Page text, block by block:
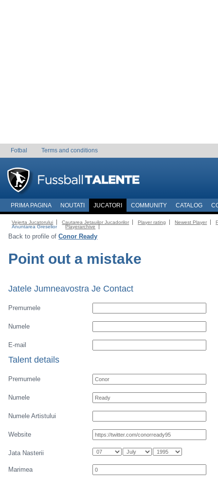
Fotbal Terms and conditions
PRIMA PAGINA NOUTATI JUCATORI COMMUNITY CATALOG
Vejerta Jucatorului Cautarea Jetauilor Jucadorilor Player rating Newest Player
Anuntarea Greselior
Playerarchive
Back to profile of Conor Ready
Point out a mistake
Jatele Jumneavostra Je Contact
Premumele
Numele
E-mail
Talent details
Premumele
Numele
Numele Artistului
Website
Jata Nasterii
Marimea